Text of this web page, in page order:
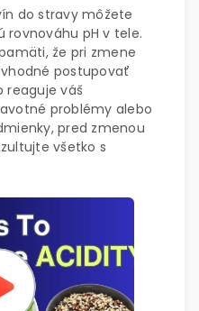
do stravy môžete
pH v tele.
že pri zmene
postupovať
reaguje váš
problémy alebo
pred zmenou
všetko s